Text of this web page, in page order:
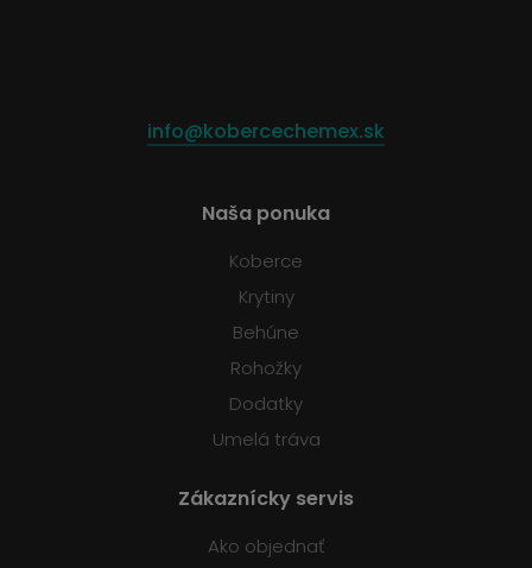
info@kobercechemex.sk
Naša ponuka
Koberce
Krytiny
Behúne
Rohožky
Dodatky
Umelá tráva
Zákaznícky servis
Ako objednať